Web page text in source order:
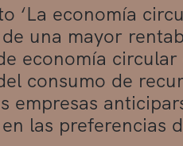
‘La economía
una mayor
economía
consumo de
empresas
las preferencias